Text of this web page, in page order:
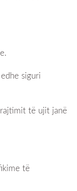
siguri
të ujit janë
të